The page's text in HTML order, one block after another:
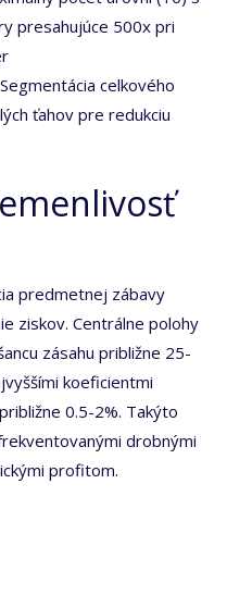
presahujúce 500x pri
Segmentácia celkového
ťahov pre redukciu
predmetnej zábavy
ziskov. Centrálne polohy
zásahu približne 25-
koeficientmi
0.5-2%. Takýto
drobnými
profitom.